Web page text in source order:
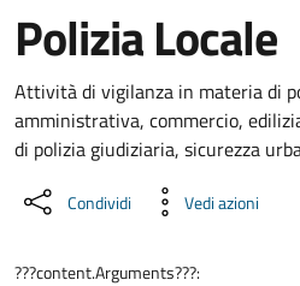
Polizia Locale
Dettaglio
Attività di vigilanza in materia di
amministrativa, commercio,
di polizia giudiziaria, sicurezza
Condividi Vedi azioni
???content.Arguments???: